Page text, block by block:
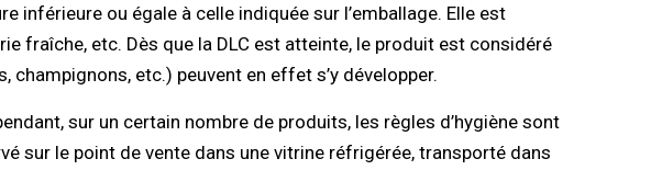
inférieure ou égale à celle indiquée sur l’emballage. Elle est
fraîche, etc. Dès que la DLC est atteinte, le produit est considéré
etc.) peuvent en effet s’y développer.
sur un certain nombre de produits, les règles d’hygiène sont
sur le point de vente dans une vitrine réfrigérée, transporté dans